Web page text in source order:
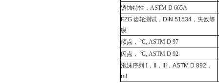
锈蚀特性， ASTM D 665A
FZG 齿轮测试， DIN 51534，失效等
级
倾点， ºC, ASTM D 97
闪点， ºC, ASTM D 92
泡沫序列 I， ， ， ASTM D 892 ，
ml